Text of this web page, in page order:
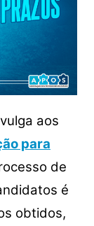
aos
para
de
é
obtidos,